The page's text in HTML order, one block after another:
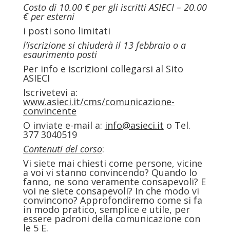
Costo di 10.00 € per gli iscritti ASIECI – 20.00
€ per esterni
i posti sono limitati
l’iscrizione si chiuderà il 13 febbraio o a
esaurimento posti
Per info e iscrizioni collegarsi al Sito
ASIECI
Iscrivetevi a:
www.asieci.it/cms/comunicazione-
convincente
O inviate e-mail a: info@asieci.it o Tel.
377 3040519
Contenuti del corso:
Vi siete mai chiesti come persone, vicine
a voi vi stanno convincendo? Quando lo
fanno, ne sono veramente consapevoli? E
voi ne siete consapevoli? In che modo vi
convincono? Approfondiremo come si fa
in modo pratico, semplice e utile, per
essere padroni della comunicazione con
le 5 E.